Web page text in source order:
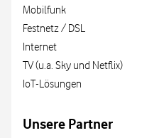
Mobilfunk
Festnetz / DSL
Internet
TV (u.a. Sky und Netflix)
IoT-Lösungen
Unsere Partner